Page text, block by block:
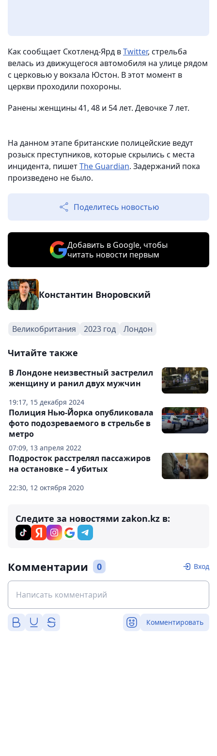
Как сообщает Скотленд-Ярд вTwitter, стрельба
велась из движущегося автомобиля на улице рядом
с церковью у вокзала Юстон. В этот момент в
церкви проходили похороны.
Ранены женщины 41, 48 и 54 лет. Девочке 7 лет.
На данном этапе британские полицейские ведут
розыск преступников, которые скрылись с места
инцидента, пишетThe Guardian. Задержаний пока
произведено не было.
Поделитесь новостью
Добавить в Google, чтобы
читать новости первым
Константин Вноровский
Великобритания 2023 год Лондон
Читайте также
19:17, 15 декабря 2024
В Лондоне неизвестный застрелил
женщину и ранил двух мужчин
07:09, 13 апреля 2022
Полиция Нью-Йорка опубликовала
фото подозреваемого в стрельбе в
метро
22:30, 12 октября 2020
Подросток расстрелял пассажиров
на остановке – 4 убитых
Следите за новостями zakon.kz в:
Комментарии 0 Вход
Комментировать